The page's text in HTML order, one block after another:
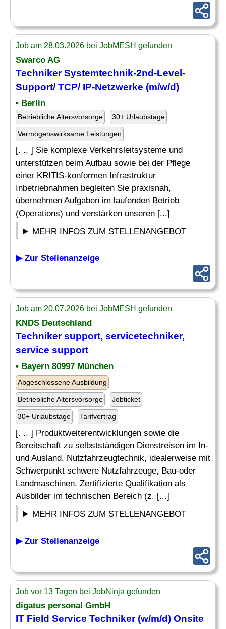
Job am 28.03.2026 bei JobMESH gefunden
Swarco AG
Techniker Systemtechnik-2nd-Level-
Support/ TCP/ IP-Netzwerke (m/w/d)
• Berlin
Betriebliche Altersvorsorge 30+ Urlaubstage
Vermögenswirksame Leistungen
[. .. ] Sie komplexe Verkehrsleitsysteme und
unterstützen beim Aufbau sowie bei der Pflege
einer KRITIS-konformen Infrastruktur
Inbetriebnahmen begleiten Sie praxisnah,
übernehmen Aufgaben im laufenden Betrieb
(Operations) und verstärken unseren [...]
MEHR INFOS ZUM STELLENANGEBOT
▶ Zur Stellenanzeige
Job am 20.07.2026 bei JobMESH gefunden
KNDS Deutschland
Techniker support, servicetechniker,
service support
• Bayern 80997 München
Abgeschlossene Ausbildung
Betriebliche Altersvorsorge Jobticket
30+ Urlaubstage Tarifvertrag
[. .. ] Produktweiterentwicklungen sowie die
Bereitschaft zu selbstständigen Dienstreisen im In-
und Ausland. Nutzfahrzeugtechnik, idealerweise mit
Schwerpunkt schwere Nutzfahrzeuge, Bau-oder
Landmaschinen. Zertifizierte Qualifikation als
Ausbilder im technischen Bereich (z. [...]
MEHR INFOS ZUM STELLENANGEBOT
▶ Zur Stellenanzeige
Job vor 13 Tagen bei JobNinja gefunden
digatus personal GmbH
IT Field Service Techniker (w/m/d) Onsite